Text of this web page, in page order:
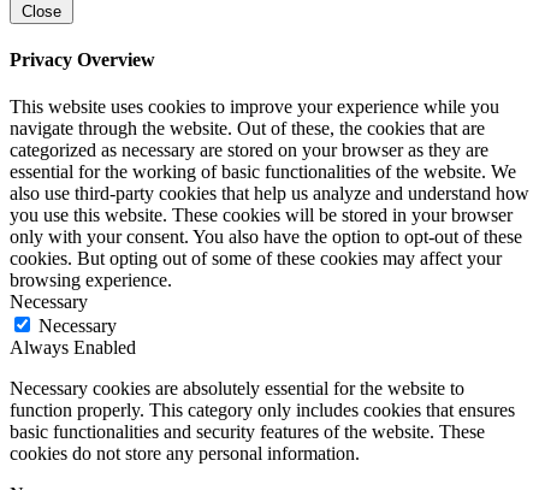
Close
Privacy Overview
This website uses cookies to improve your experience while you
navigate through the website. Out of these, the cookies that are
categorized as necessary are stored on your browser as they are
essential for the working of basic functionalities of the website. We
also use third-party cookies that help us analyze and understand how
you use this website. These cookies will be stored in your browser
only with your consent. You also have the option to opt-out of these
cookies. But opting out of some of these cookies may affect your
browsing experience.
Necessary
Necessary
Always Enabled
Necessary cookies are absolutely essential for the website to
function properly. This category only includes cookies that ensures
basic functionalities and security features of the website. These
cookies do not store any personal information.